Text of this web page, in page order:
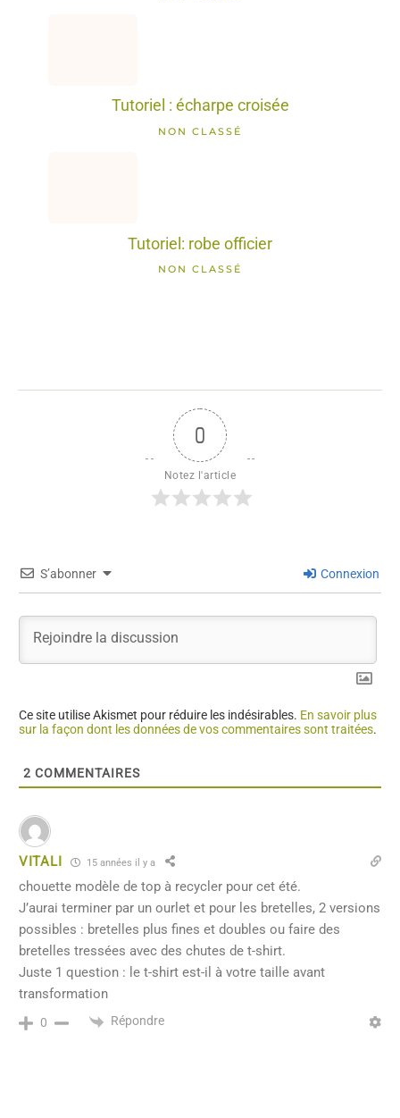
Tutoriel : écharpe croisée
NON CLASSÉ
Tutoriel: robe officier
NON CLASSÉ
0
Notez l'article
S’abonner Connexion
Ce site utilise Akismet pour réduire les indésirables. En savoir plus
sur la façon dont les données de vos commentaires sont traitées.
2 COMMENTAIRES
VITALI 15 années il y a
chouette modèle de top à recycler pour cet été.
J’aurai terminer par un ourlet et pour les bretelles, 2 versions
possibles : bretelles plus fines et doubles ou faire des
bretelles tressées avec des chutes de t-shirt.
Juste 1 question : le t-shirt est-il à votre taille avant
transformation
0 Répondre